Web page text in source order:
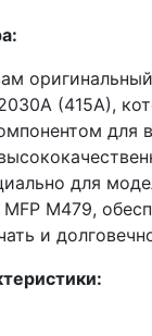
(415A),
для
для
M479,
и